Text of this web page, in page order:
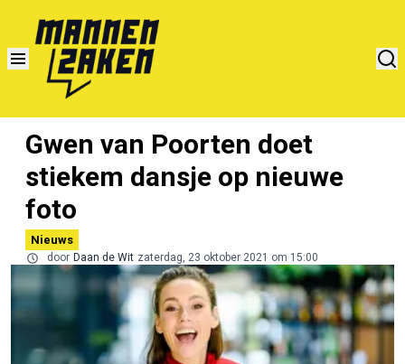
Gwen van Poorten doet
stiekem dansje op nieuwe
foto
Nieuws
door Daan de Wit zaterdag, 23 oktober 2021 om 15:00